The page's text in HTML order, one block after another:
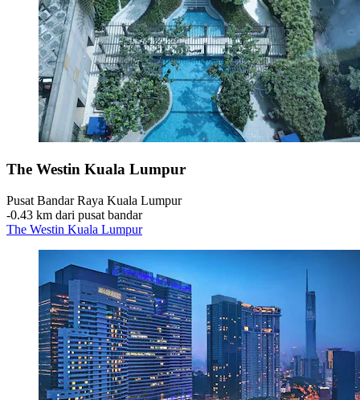
The Westin Kuala Lumpur
Pusat Bandar Raya Kuala Lumpur
‐0.43 km dari pusat bandar
The Westin Kuala Lumpur